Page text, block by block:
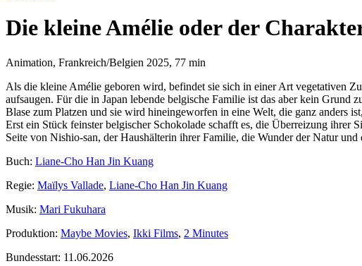
Die kleine Amélie oder der
Animation, Frankreich/Belgien 2025, 77 min
Als die kleine Amélie geboren wird, befindet sie sich in einer Art vegetativen
aufsaugen. Für die in Japan lebende belgische Familie ist das aber kein
Blase zum Platzen und sie wird hineingeworfen in eine Welt, die ganz anders
Erst ein Stück feinster belgischer Schokolade schafft es, die Überreizung ihrer
Seite von Nishio-san, der Haushälterin ihrer Familie, die Wunder der Natur
Buch: Liane-Cho Han Jin Kuang
Regie: Maïlys Vallade, Liane-Cho Han Jin Kuang
Musik: Mari Fukuhara
Produktion: Maybe Movies, Ikki Films, 2 Minutes
Bundesstart: 11.06.2026